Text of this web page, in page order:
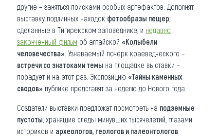
другие – заняться поисками особых артефактов. Дополнят
выставку подлинных находок фотообразы пещер
сделанные в Тигирекском заповеднике, и недавно
законченный фильм об алтайской «Колыбели
человечества» . Узнаваемый почерк краеведческого –
встречи со знатоками темы на площадке выставки –
порадует и на этот раз. Экспозицию «Тайны каменных
сводов» публике представят за неделю до Нового года.
Создатели выставки предложат посмотреть на подземные
пустоты , хранящие следы минувших тысячелетий, глазами
историков и археологов, геологов и палеонтологов